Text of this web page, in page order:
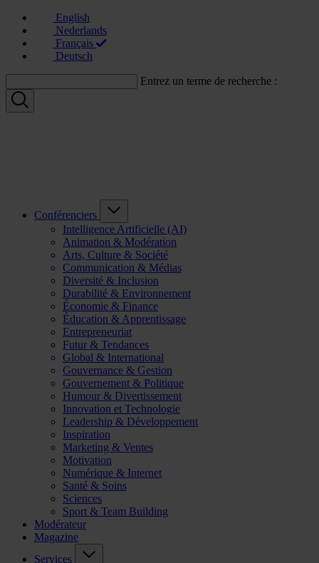
English
Nederlands
Français
Deutsch
Entrez un terme de recherche :
Conférenciers
Intelligence Artificielle (AI)
Animation & Modération
Arts, Culture & Société
Communication & Médias
Diversité & Inclusion
Durabilité & Environnement
Économie & Finance
Éducation & Apprentissage
Entrepreneuriat
Futur & Tendances
Global & International
Gouvernance & Gestion
Gouvernement & Politique
Humour & Divertissement
Innovation et Technologie
Leadership & Développement
Inspiration
Marketing & Ventes
Motivation
Numérique & Internet
Santé & Soins
Sciences
Sport & Team Building
Modérateur
Magazine
Services